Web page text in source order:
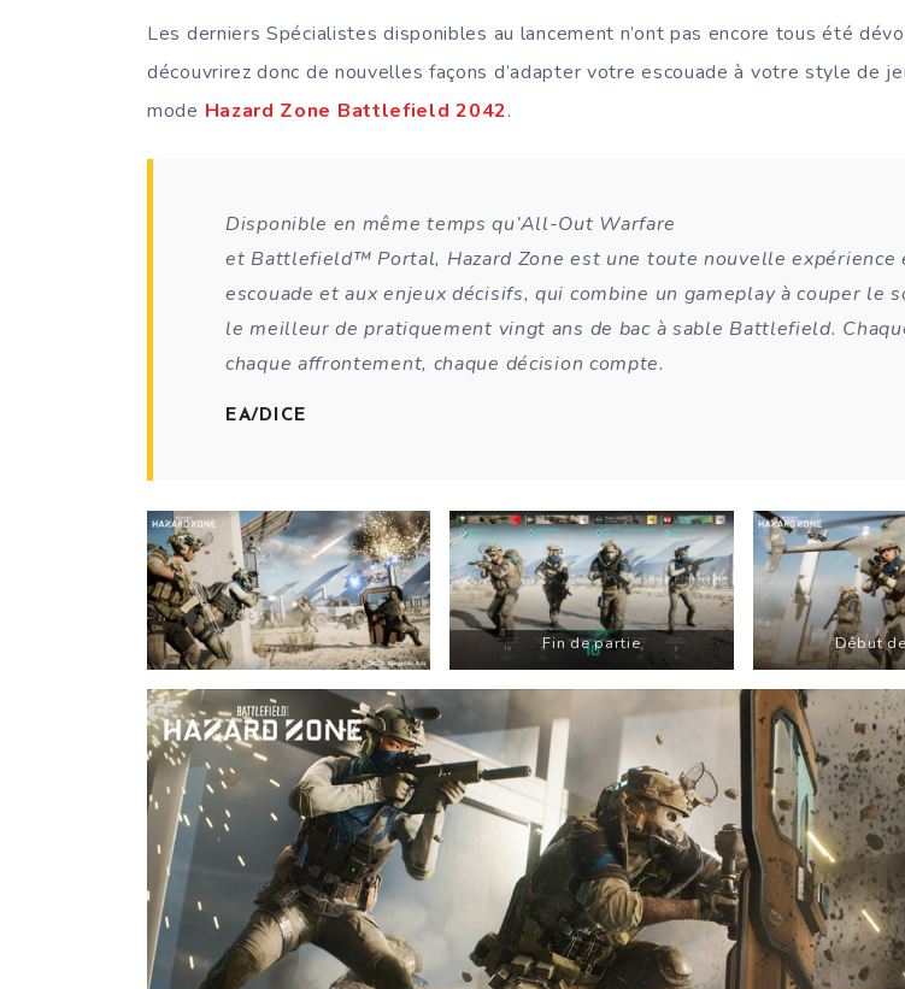
Les derniers Spécialistes disponibles au lancement n’ont pas encore tous été
découvrirez donc de nouvelles façons d’adapter votre escouade à votre style de
mode Hazard Zone Battlefield 2042.
Disponible en même temps qu’All-Out Warfare
et Battlefield™ Portal, Hazard Zone est une toute nouvelle expérience
escouade et aux enjeux décisifs, qui combine un gameplay à couper le
le meilleur de pratiquement vingt ans de bac à sable Battlefield.
chaque affrontement, chaque décision compte.
EA/DICE
Fin de partie Début